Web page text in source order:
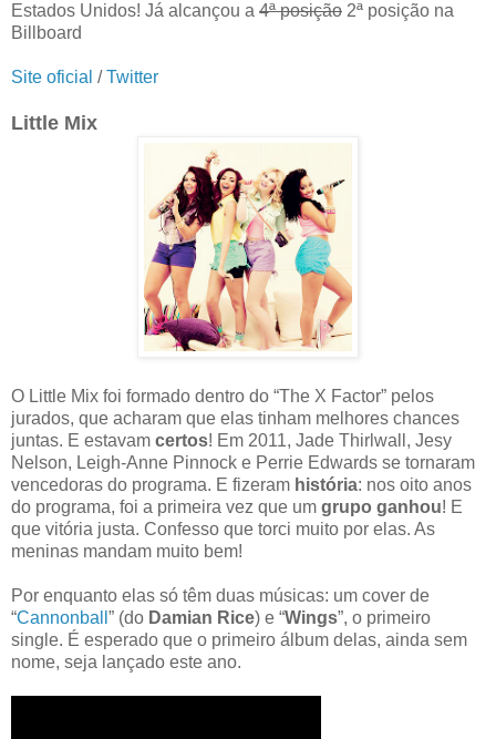
Estados Unidos! Já alcançou a 4ª posição 2ª posição na
Billboard
Site oficial /Twitter
Little Mix
O Little Mix foi formado dentro do “The X Factor” pelos
jurados, que acharam que elas tinham melhores chances
juntas. E estavam certos! Em 2011, Jade Thirlwall, Jesy
Nelson, Leigh-Anne Pinnock e Perrie Edwards se tornaram
vencedoras do programa. E fizeram história: nos oito anos
do programa, foi a primeira vez que um grupo ganhou! E
que vitória justa. Confesso que torci muito por elas. As
meninas mandam muito bem!
Por enquanto elas só têm duas músicas: um cover de
“Cannonball ” (do Damian Rice) e “Wings”, o primeiro
single. É esperado que o primeiro álbum delas, ainda sem
nome, seja lançado este ano.